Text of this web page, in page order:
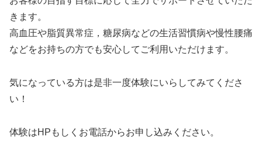
きます。
高血圧や脂質異常症，糖尿病などの生活習慣病や慢性腰痛
などをお持ちの方でも安心してご利用いただけます。
気になっている方は是非一度体験にいらしてみてくださ
い！
体験はHPもしくお電話からお申し込みください。